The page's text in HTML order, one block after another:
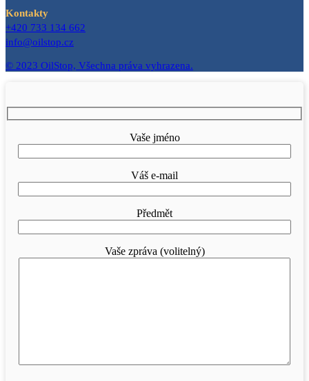
Kontakty
+420 733 134 662
info@oilstop.cz
© 2023 OilStop, Všechna práva vyhrazena.
Vaše jméno
Váš e-mail
Předmět
Vaše zpráva (volitelný)